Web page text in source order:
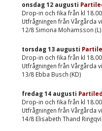
onsdag 12 augusti
Drop-in och fika från kl
Utfrågningen från Vårgårda
12/8 Simona Mohamsson (L)
torsdag 13 augusti
Drop-in och fika från kl
Utfrågningen från Vårgårda
13/8 Ebba Busch (KD)
fredag 14 augusti
Drop-in och fika från kl
Utfrågningen från Vårgårda
14/8 Elisabeth Thand